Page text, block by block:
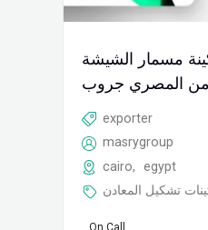
مسمار الشيشة
من المصري جروب
exporter
masrygroup
cairo,
egypt
تشكيل المعادن
On Call